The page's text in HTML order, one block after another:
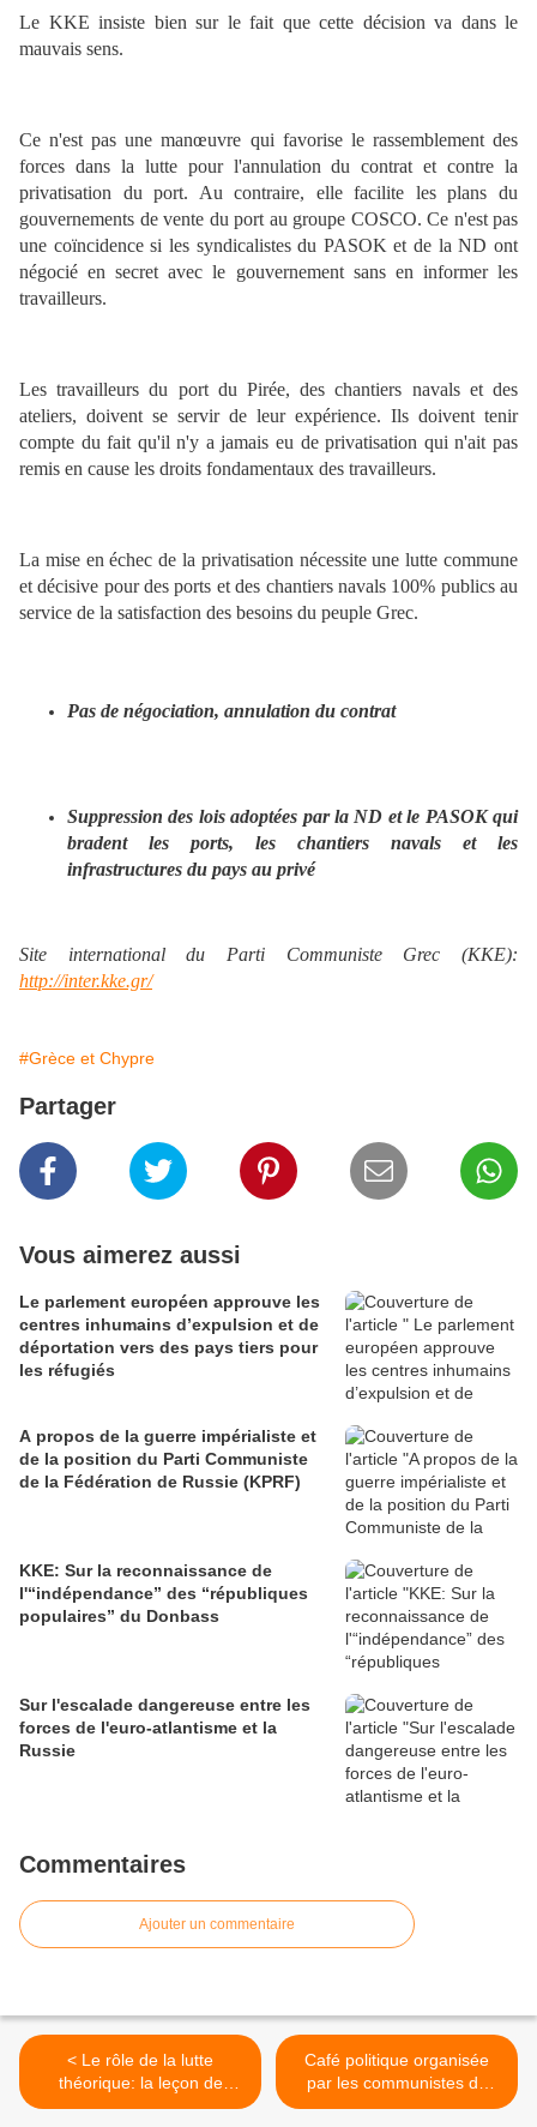
Le KKE insiste bien sur le fait que cette décision va dans le
mauvais sens.
Ce n'est pas une manœuvre qui favorise le rassemblement des
forces dans la lutte pour l'annulation du contrat et contre la
privatisation du port. Au contraire, elle facilite les plans du
gouvernements de vente du port au groupe COSCO. Ce n'est pas
une coïncidence si les syndicalistes du PASOK et de la ND ont
négocié en secret avec le gouvernement sans en informer les
travailleurs.
Les travailleurs du port du Pirée, des chantiers navals et des
ateliers, doivent se servir de leur expérience. Ils doivent tenir
compte du fait qu'il n'y a jamais eu de privatisation qui n'ait pas
remis en cause les droits fondamentaux des travailleurs.
La mise en échec de la privatisation nécessite une lutte commune
et décisive pour des ports et des chantiers navals 100% publics au
service de la satisfaction des besoins du peuple Grec.
Pas de négociation, annulation du contrat
Suppression des lois adoptées par la ND et le PASOK qui
bradent les ports, les chantiers navals et les
infrastructures du pays au privé
Site international du Parti Communiste Grec (KKE):
http://inter.kke.gr/
#Grèce et Chypre
Partager
Vous aimerez aussi
Le parlement européen approuve les
centres inhumains d’expulsion et de
déportation vers des pays tiers pour
les réfugiés
A propos de la guerre impérialiste et
de la position du Parti Communiste
de la Fédération de Russie (KPRF)
KKE: Sur la reconnaissance de
l'“indépendance” des “républiques
populaires” du Donbass
Sur l'escalade dangereuse entre les
forces de l'euro-atlantisme et la
Russie
Commentaires
Ajouter un commentaire
< Le rôle de la lutte
théorique: la leçon de
Lénine, par Andrea Catone
Café politique organisée
par les communistes du
5ème mercredi 21 octobre